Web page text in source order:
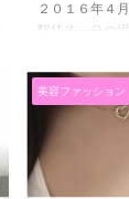
てみました。
ファイブハーブ
２０１６年４
駅徒歩一分の
ジュースとサ
「L.A.Juice」
オープンする
した♡ 美味し
い！種類も豊
しいLAジュー
美容ファッション